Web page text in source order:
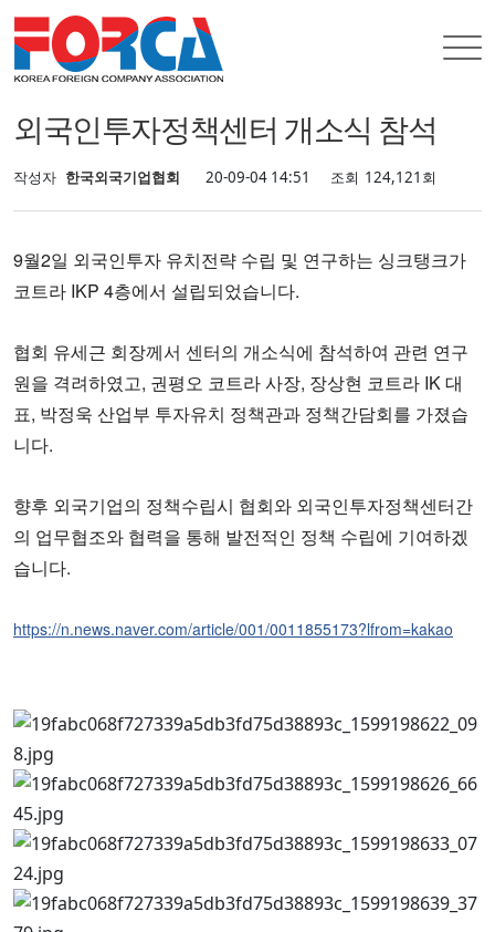
INFORMATION
협회뉴스
외국인투자정책센터 개소식 참석
작성자 한국외국기업협회 20-09-04 14:51 조회 124,121회
9월2일 외국인투자 유치전략 수립 및 연구하는 싱크탱크가
코트라 IKP 4층에서 설립되었습니다.
협회 유세근 회장께서 센터의 개소식에 참석하여 관련 연구
원을 격려하였고, 권평오 코트라 사장, 장상현 코트라 IK 대
표, 박정욱 산업부 투자유치 정책관과 정책간담회를 가졌습
니다.
향후 외국기업의 정책수립시 협회와 외국인투자정책센터간
의 업무협조와 협력을 통해 발전적인 정책 수립에 기여하겠
습니다.
https://n.news.naver.com/article/001/0011855173?lfrom=kakao